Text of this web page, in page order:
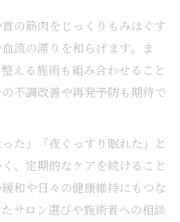
の筋肉をじっくりもみほぐす
流の滞りを和らげます。ま
える施術も組み合わせること
不調改善や再発予防も期待で
た」「夜ぐっすり眠れた」と
、定期的なケアを続けること
和や日々の健康維持にもつな
サロン選びや施術者への相談